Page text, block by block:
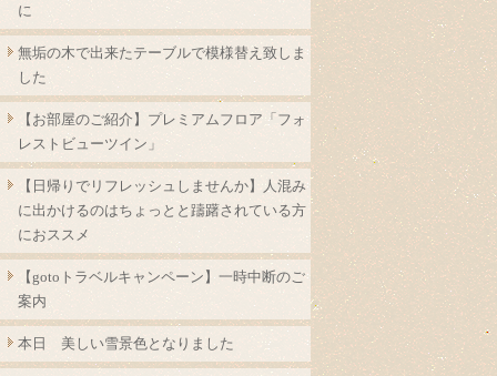
に
無垢の木で出来たテーブルで模様替え致しま
した
【お部屋のご紹介】プレミアムフロア「フォ
レストビューツイン」
【日帰りでリフレッシュしませんか】人混み
に出かけるのはちょっとと躊躇されている方
におススメ
【gotoトラベルキャンペーン】一時中断のご
案内
本日 美しい雪景色となりました